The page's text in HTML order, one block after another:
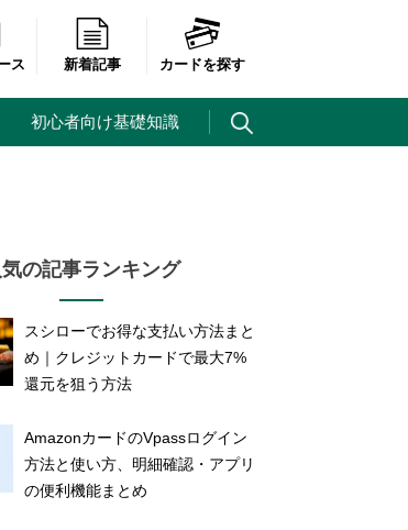
ス 新着記事 カードを探す
初心者向け基礎知識
気の記事ランキング
スシローでお得な支払い方法まと
め｜クレジットカードで最大7%
還元を狙う方法
AmazonカードのVpassログイン
方法と使い方、明細確認・アプリ
の便利機能まとめ